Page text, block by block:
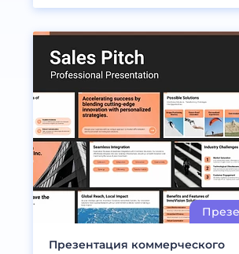
Презентация коммерческого